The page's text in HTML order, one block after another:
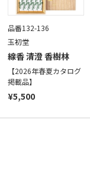
品番132-136
玉初堂
線香 清澄 香樹林
【2026年春夏カタログ
掲載品】
¥5,500